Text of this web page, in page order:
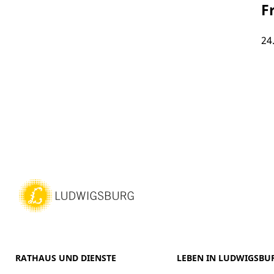
RATHAUS UND DIENSTE LEBEN IN